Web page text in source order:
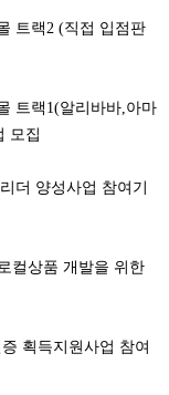
트랙2 (직접 입점판
트랙1(알리바바,아마
모집
더 양성사업 참여기
컬상품 개발을 위한
획득지원사업 참여